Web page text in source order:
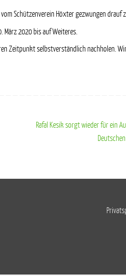
Schützenverein Höxter gezwungen drauf
März 2020 bis auf Weiteres.
Zeitpunkt selbstverständlich nachholen.
Rafal Kesik sorgt wieder für ein